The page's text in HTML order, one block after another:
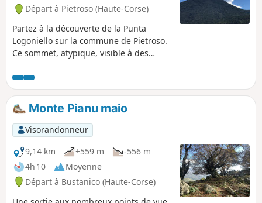
Départ à Pietroso (Haute-Corse)
Partez à la découverte de la Punta
Logoniello sur la commune de Pietroso.
Ce sommet, atypique, visible à des
vue à couper le souffle, probablement
une des plus belles vues que vous
puissiez trouver dans la région. Elle
vous fera oublier la dernière ascension,
où vous cumulerez environ 350 m de
dénivelé positif, sur à peine un peu plus
d' 1 km !
Monte Pianu maio
Visorandonneur
9,14 km
+559 m
-556 m
4h 10
Moyenne
Départ à Bustanico (Haute-Corse)